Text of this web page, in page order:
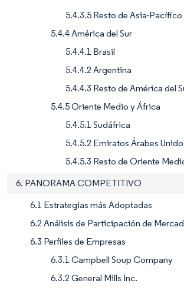
5.4.3.5 Resto de Asia-Pacífico
5.4.4 América del Sur
5.4.4.1 Brasil
5.4.4.2 Argentina
5.4.4.3 Resto de América del
5.4.5 Oriente Medio y África
5.4.5.1 Sudáfrica
5.4.5.2 Emiratos Árabes
5.4.5.3 Resto de Oriente
6. PANORAMA COMPETITIVO
6.1 Estrategias más Adoptadas
6.2 Análisis de Participación de
6.3 Perfiles de Empresas
6.3.1 Campbell Soup Company
6.3.2 General Mills Inc.